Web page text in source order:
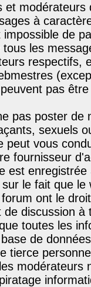
et
à
de
les
respectifs,
pas
pas poster de
sexuels
peut vous
fournisseur
est
le fait que
ont le
de discussion
toutes les
de
tierce